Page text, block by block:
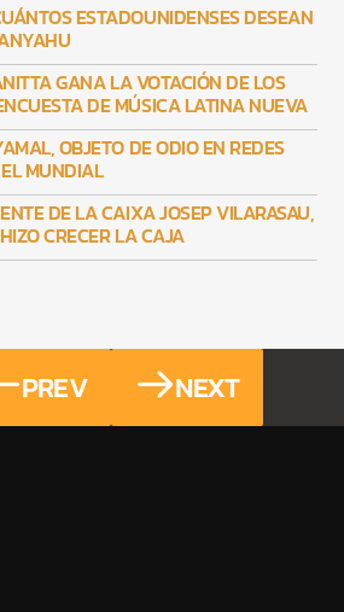
ESTADOUNIDENSES DESEAN
GANA LA VOTACIÓN DE LOS
DE MÚSICA LATINA NUEVA
OBJETO DE ODIO EN REDES
MUNDIAL
DE LA CAIXA JOSEP VILARASAU,
CRECER LA CAJA
PREV NEXT